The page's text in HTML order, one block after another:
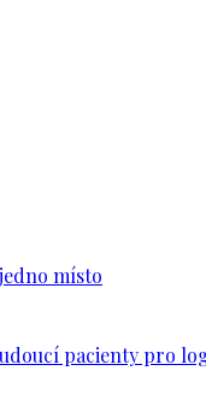
místo
pacienty pro